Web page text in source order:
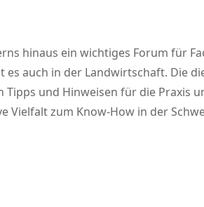
hinaus ein wichtiges Forum für
es auch in der Landwirtschaft. Die
und Hinweisen für die Praxis
Vielfalt zum Know-How in der